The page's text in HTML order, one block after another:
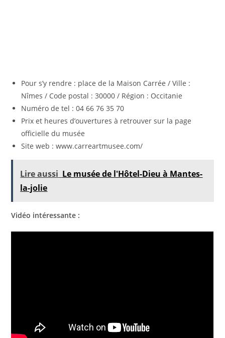
Pour s’y rendre : place de la Maison Carrée / Ville :
Nîmes / Code postal : 30000 / Région : Occitanie
Numéro de tel : 04 66 76 35 70
Prix et heures d’ouvertures à retrouver sur la page
officielle du musée
Site web : www.carreartmusee.com/
Lire aussi Le musée de l'Hôtel-Dieu à Mantes-
la-jolie
Vidéo intéressante :